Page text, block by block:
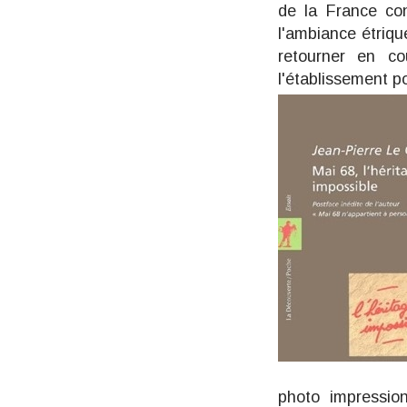
de la France
l'ambiance
retourner en
l'établissement
photo